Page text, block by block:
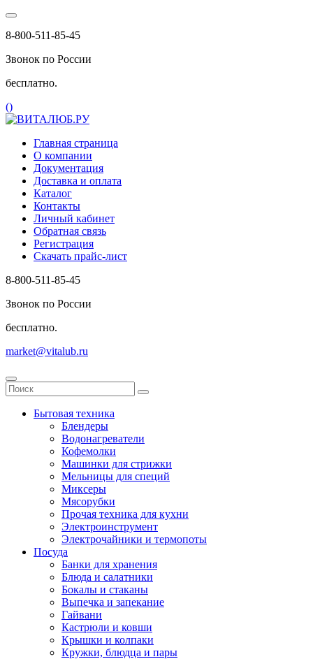
8-800-511-85-45
Звонок по России
бесплатно.
()
Главная страница
О компании
Документация
Доставка и оплата
Каталог
Контакты
Личный кабинет
Обратная связь
Регистрация
Скачать прайс-лист
8-800-511-85-45
Звонок по России
бесплатно.
market@vitalub.ru
Бытовая техника
Блендеры
Водонагреватели
Кофемолки
Машинки для стрижки
Мельницы для специй
Миксеры
Мясорубки
Прочая техника для кухни
Электроинструмент
Электрочайники и термопоты
Посуда
Банки для хранения
Блюда и салатники
Бокалы и стаканы
Выпечка и запекание
Гайвани
Кастрюли и ковши
Крышки и колпаки
Кружки, блюдца и пары